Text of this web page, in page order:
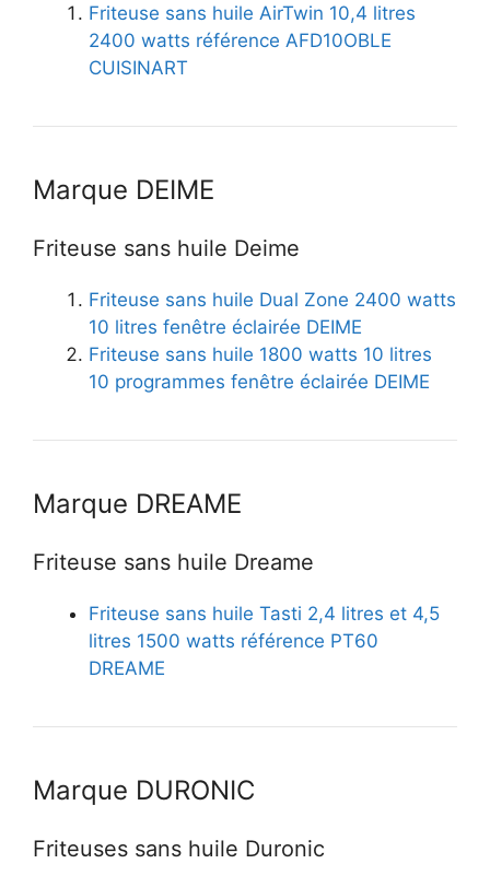
Friteuse sans huile AirTwin 10,4 litres
2400 watts référence AFD10OBLE
CUISINART
Marque DEIME
Friteuse sans huile Deime
Friteuse sans huile Dual Zone 2400 watts
10 litres fenêtre éclairée DEIME
Friteuse sans huile 1800 watts 10 litres
10 programmes fenêtre éclairée DEIME
Marque DREAME
Friteuse sans huile Dreame
Friteuse sans huile Tasti 2,4 litres et 4,5
litres 1500 watts référence PT60
DREAME
Marque DURONIC
Friteuses sans huile Duronic